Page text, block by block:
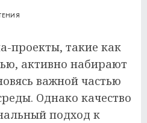
проекты, такие как
активно набирают
важной частью
Однако качество
подход к